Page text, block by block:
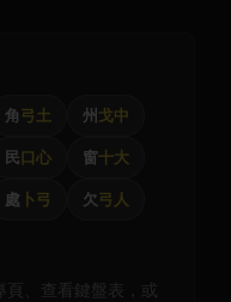
角弓土 州 戈中
民口心 窗十大
處 卜弓 欠弓人
頁、查看鍵盤表，或